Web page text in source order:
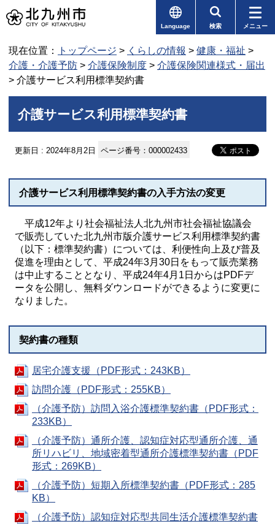
Language 検索 メニュー
現在位置： トップページ > くらしの情報 > 健康・福祉 >
介護・介護予防 > 介護保険制度 > 介護保険関連様式・届出
> 介護サービス利用標準契約書
介護サービス利用標準契約書
更新日 : 2024年8月2日 ページ番号：000002433
介護サービス利用標準契約書の入手方法の変更
平成12年より社会福祉法人北九州市社会福祉協議会
で販売していた北九州市版介護サービス利用標準契約書
（以下：標準契約書）については、利便性向上及び普及
促進を理由として、平成24年3月30日をもって販売業務
は中止することとなり、平成24年4月1日からはPDFデ
ータを公開し、無料ダウンロードができるように変更に
なりました。
契約書の種類
居宅介護支援（PDF形式：243KB）
訪問介護（PDF形式：255KB）
（介護予防）訪問入浴介護標準契約書（PDF形式：
233KB）
（介護予防）通所介護、認知症対応型通所介護、通
所リハビリ、地域密着型通所介護標準契約書（PDF
形式：269KB）
（介護予防）短期入所標準契約書（PDF形式：285
KB）
（介護予防）認知症対応型共同生活介護標準契約書